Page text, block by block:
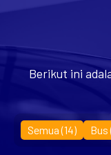
Berikut ini
Semua (14) Bus